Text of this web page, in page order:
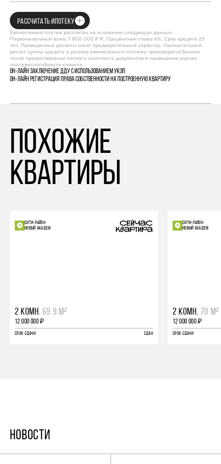
РАССЧИТАТЬ ИПОТЕКУ
Ежемесячный платеж рассчитан на основании следующих данных:
Первоначальный взнос 7 800 000 ₽ ₽, Процентная ставка 6%, Срок кредита 25
лет. Приведенные расчеты носят предварительный характер. Окончательный
расчет суммы кредита и размер ежемесячного платежа производятся банком
после предоставления полного комплекта документов и проведения оценки
платежеспособности клиента.
Он-лайн заключение ДДУ с использованием УКЭП
Он-лайн регистрация права собственности на построенную квартиру
похожие
квартиры
СИТИ-РАЙОН
НОВЫЙ АКАДЕМ
2 КОМН. 69.9 М²
12 000 000 ₽
СРОК СДАЧИ СДАН
СИТИ-РАЙОН
НОВЫЙ АКАДЕМ
2 КОМН. 70 М²
12 000 000 ₽
СРОК СДАЧИ
НОВОСТИ